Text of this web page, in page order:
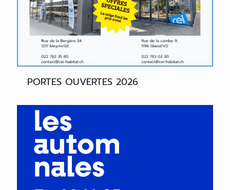
PORTES OUVERTES 2026